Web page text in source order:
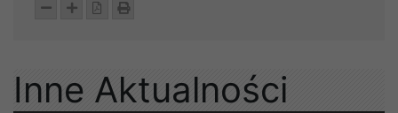
Inne Aktualności